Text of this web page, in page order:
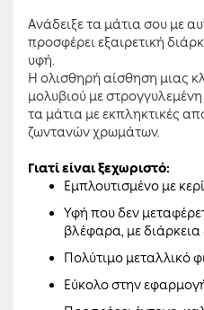
Ανάδειξε τα μάτια σου με
προσφέρει εξαιρετική
υφή.
Η ολισθηρή αίσθηση μιας
μολυβιού με
τα μάτια με εκπληκτικές
ζωντανών χρωμάτων.
Γιατί είναι ξεχωριστό:
Εμπλουτισμένο με
Υφή που δεν
βλέφαρα, με διάρκεια
Πολύτιμο μεταλλικό
Εύκολο στην